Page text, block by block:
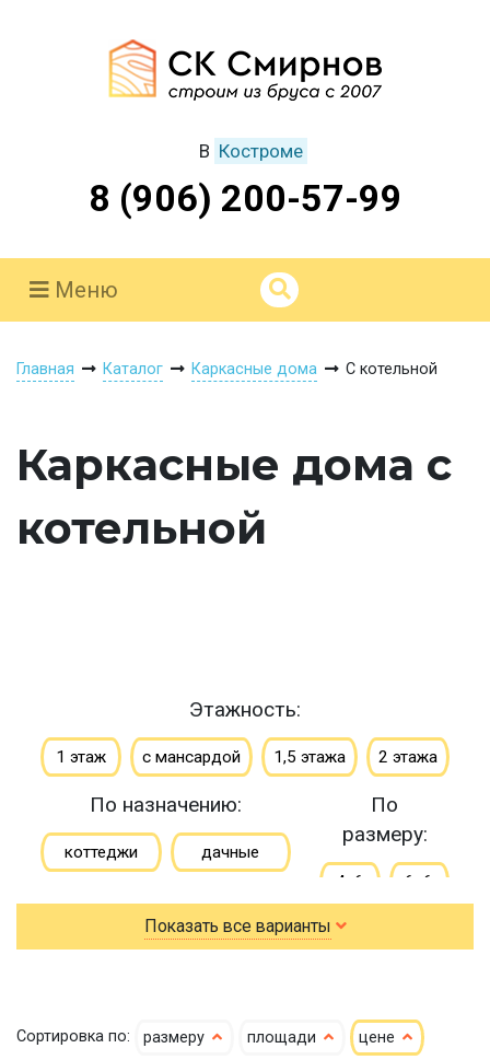
В Костроме
8 (906) 200-57-99
Меню
Главная Каталог Каркасные дома С котельной
Каркасные дома с
котельной
Этажность:
1 этаж с мансардой 1,5 этажа 2 этажа
По назначению:
коттеджи дачные
зимние
для постоянного проживания
По
размеру:
4х6 6х6
6х7
7х9 7х10
Показать все варианты
Сортировка по: размеру площади цене